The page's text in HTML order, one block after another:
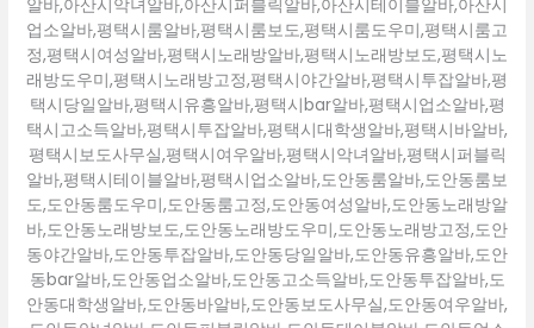
알바,아산시악녀알바,아산시퍼블릭알바,아산시테이블알바,아산시
업소알바,평택시룸알바,평택시룸보도,평택시룸도우미,평택시룸고
정,평택시여성알바,평택시노래방알바,평택시노래방보도,평택시노
래방도우미,평택시노래방고정,평택시야간알바,평택시투잡알바,평
택시당일알바,평택시유흥알바,평택시bar알바,평택시업소알바,평
택시고소득알바,평택시투잡알바,평택시대학생알바,평택시바알바,
평택시보도사무실,평택시여우알바,평택시악녀알바,평택시퍼블릭
알바,평택시테이블알바,평택시업소알바,도안동룸알바,도안동룸보
도,도안동룸도우미,도안동룸고정,도안동여성알바,도안동노래방알
바,도안동노래방보도,도안동노래방도우미,도안동노래방고정,도안
동야간알바,도안동투잡알바,도안동당일알바,도안동유흥알바,도안
동bar알바,도안동업소알바,도안동고소득알바,도안동투잡알바,도
안동대학생알바,도안동바알바,도안동보도사무실,도안동여우알바,